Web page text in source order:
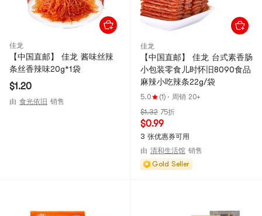
佳龙
【中国直邮】 佳龙 酱味丝辣
条丝香辣味20g*1袋
$1.20
由 食光依旧 销售
佳龙
【中国直邮】 佳龙 台式素香肠
小包装零食儿时怀旧8090食品
麻辣小吃辣条22g/袋
5.0 (1) · 周销 20+
$1.32 75折
$0.99
3 张优惠券可用
由 清和生活馆 销售
Gold Seller